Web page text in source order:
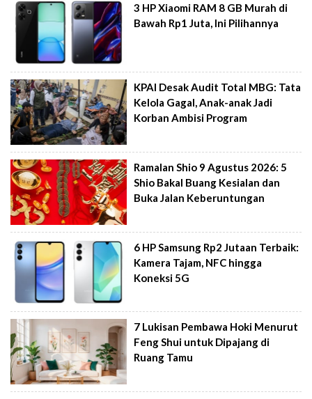
3 HP Xiaomi RAM 8 GB Murah di
Bawah Rp1 Juta, Ini Pilihannya
KPAI Desak Audit Total MBG: Tata
Kelola Gagal, Anak-anak Jadi
Korban Ambisi Program
Ramalan Shio 9 Agustus 2026: 5
Shio Bakal Buang Kesialan dan
Buka Jalan Keberuntungan
6 HP Samsung Rp2 Jutaan Terbaik:
Kamera Tajam, NFC hingga
Koneksi 5G
7 Lukisan Pembawa Hoki Menurut
Feng Shui untuk Dipajang di
Ruang Tamu